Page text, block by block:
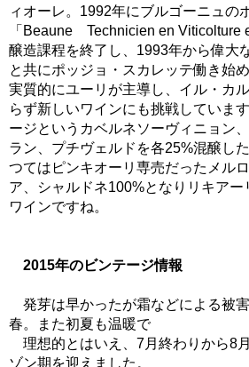
ィオーレ。1992年にブルゴーニュの
「Beaune Technicien en Viticolture
醸造課程を終了し、1993年から偉大
と共にポッジョ・スカレッテ働き始
実質的にユーリが主導し、イル・カ
らず新しいワインにも挑戦していま
ージというカベルネソーヴィニョン
ラン、プチヴェルドを各25%混醸し
つてはピンキオーリ専売だったメル
ア、シャルドネ100%となりリキア
ワインですね。
2015年のビンテージ情報
発芽は早かったが霜などによる被
春。また初夏も温暖で
理想的とはいえ、7月終わりから8
ゾン期を迎えました。